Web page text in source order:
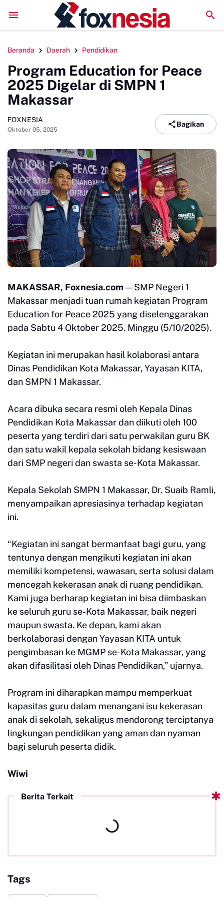
Perkuat Kolaborasi Pengembangan Pariwisata
Beranda Daerah Pendidikan
Program Education for Peace
2025 Digelar di SMPN 1
Makassar
FOXNESIA
Oktober 05, 2025
Bagikan
MAKASSAR, Foxnesia.com— SMP Negeri 1
Makassar menjadi tuan rumah kegiatan Program
Education for Peace 2025 yang diselenggarakan
pada Sabtu 4 Oktober 2025. Minggu (5/10/2025).
Kegiatan ini merupakan hasil kolaborasi antara
Dinas Pendidikan Kota Makassar, Yayasan KITA,
dan SMPN 1 Makassar.
Acara dibuka secara resmi oleh Kepala Dinas
Pendidikan Kota Makassar dan diikuti oleh 100
peserta yang terdiri dari satu perwakilan guru BK
dan satu wakil kepala sekolah bidang kesiswaan
dari SMP negeri dan swasta se-Kota Makassar.
Kepala Sekolah SMPN 1 Makassar, Dr. Suaib Ramli,
menyampaikan apresiasinya terhadap kegiatan
ini.
“Kegiatan ini sangat bermanfaat bagi guru, yang
tentunya dengan mengikuti kegiatan ini akan
memiliki kompetensi, wawasan, serta solusi dalam
mencegah kekerasan anak di ruang pendidikan.
Kami juga berharap kegiatan ini bisa diimbaskan
ke seluruh guru se-Kota Makassar, baik negeri
maupun swasta. Ke depan, kami akan
berkolaborasi dengan Yayasan KITA untuk
pengimbasan ke MGMP se-Kota Makassar, yang
akan difasilitasi oleh Dinas Pendidikan,” ujarnya.
Program ini diharapkan mampu memperkuat
kapasitas guru dalam menangani isu kekerasan
anak di sekolah, sekaligus mendorong terciptanya
lingkungan pendidikan yang aman dan nyaman
bagi seluruh peserta didik.
Wiwi
Berita Terkait
Tags